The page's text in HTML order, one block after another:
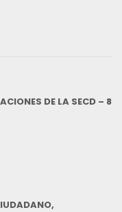
DE LA SECD – 8